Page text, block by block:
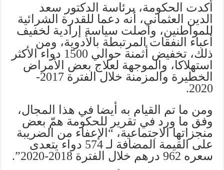
أكدت الحكومة، برئاسة الدكتور سعد
الدين العثماني، أنه دعما للقدرة الشرائية
للمواطنين، واصلت سياسة إرادية لخفيف
أعباء النفقات المرتبطة بالأدوية، ومن
ذلك، تخفيض أثمنة حوالي 1500 دواء الأكثر
استهلاكا، والموجهة لعلاج بعض الأمراض
الخطيرة والمزمنة خلال الفترة 2017-
2020.
ومن ما تم القيام به أيضا في هذا المجال،
وفق ما ورد في تقرير للحكومة همّ بعض
منجزاتها الاجتماعية، “الإعفاء من الضريبة
على القيمة المضافة لـ 574 دواء يتعدى
سعره 962 درهم خلال الفترة 2018-2020”.